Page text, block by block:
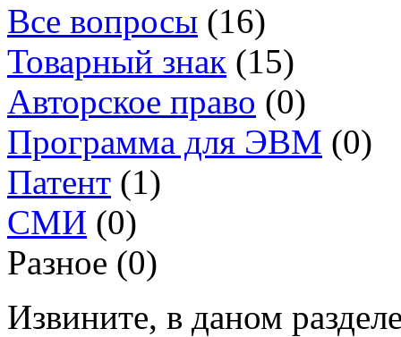
Все вопросы (16)
Товарный знак (15)
Авторское право (0)
Программа для ЭВМ (0)
Патент (1)
СМИ (0)
Разное (0)
Извините, в даном